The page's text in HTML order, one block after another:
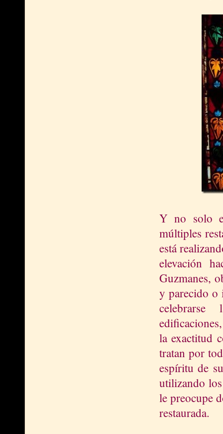
Y no solo
múltiples
está
elevación
Guzmanes,
y parecido o
celebrarse
la exactitud
tratan por
espíritu de
utilizando
le preocupe
restaurada.